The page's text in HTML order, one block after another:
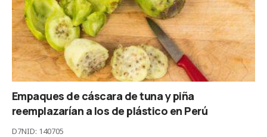
Empaques de cáscara de tuna y piña
reemplazarían a los de plástico en Perú
D7NID: 140705